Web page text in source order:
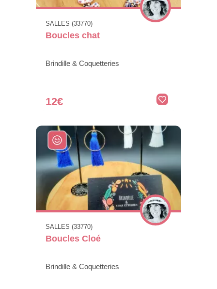
SALLES (33770)
Boucles chat
Brindille & Coquetteries
12€
SALLES (33770)
Boucles Cloé
Brindille & Coquetteries